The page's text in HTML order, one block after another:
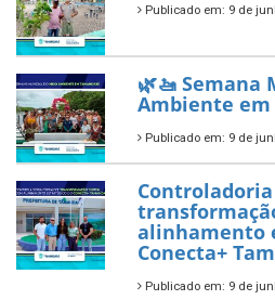
Publicado em: 10 de
novos
fortalecer a
município.
Publicado em: 10 de
Prefeitura de
inscrições
Multicultural
Publicado em: 9 de